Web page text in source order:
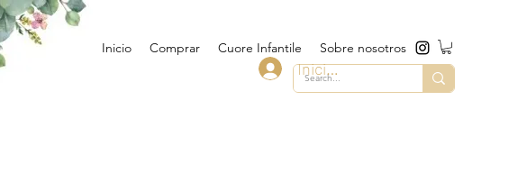
Inicio Comprar Cuore Infantile Sobre nosotros
Iniciar sesión